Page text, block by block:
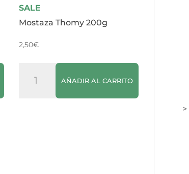
SALE
Mostaza Thomy 200g
2,50€
Thomy
AÑADIR AL CARRITO